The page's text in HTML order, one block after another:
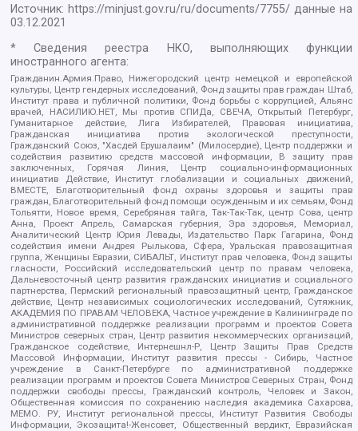
Источник: https://minjust.gov.ru/ru/documents/7755/ данные на
03.12.2021
* Сведения реестра НКО, выполняющих функции
иностранного агента:
Гражданин.Армия.Право, Нижегородский центр немецкой и европейской
культуры, Центр гендерных исследований, Фонд защиты прав граждан Штаб,
Институт права и публичной политики, Фонд борьбы с коррупцией, Альянс
врачей, НАСИЛИЮ.НЕТ, Мы против СПИДа, СВЕЧА, Открытый Петербург,
Гуманитарное действие, Лига Избирателей, Правовая инициатива,
Гражданская инициатива против экологической преступности,
Гражданский Союз, "Хасдей Ерушалаим" (Милосердие), Центр поддержки и
содействия развитию средств массовой информации, В защиту прав
заключенных, Горячая Линия, Центр социально-информационных
инициатив Действие, Институт глобализации и социальных движений,
ВМЕСТЕ, Благотворительный фонд охраны здоровья и защиты прав
граждан, Благотворительный фонд помощи осужденным и их семьям, Фонд
Тольятти, Новое время, Серебряная тайга, Так-Так-Так, центр Сова, центр
Анна, Проект Апрель, Самарская губерния, Эра здоровья, Мемориал,
Аналитический Центр Юрия Левады, Издательство Парк Гагарина, Фонд
содействия имени Андрея Рылькова, Сфера, Уральская правозащитная
группа, Женщины Евразии, СИБАЛЬТ, Институт прав человека, Фонд защиты
гласности, Российский исследовательский центр по правам человека,
Дальневосточный центр развития гражданских инициатив и социального
партнерства, Пермский региональный правозащитный центр, Гражданское
действие, Центр независимых социологических исследований, Сутяжник,
АКАДЕМИЯ ПО ПРАВАМ ЧЕЛОВЕКА, Частное учреждение в Калининграде по
административной поддержке реализации программ и проектов Совета
Министров северных стран, Центр развития некоммерческих организаций,
Гражданское содействие, Интернешнл-Р, Центр Защиты Прав Средств
Массовой Информации, Институт развития прессы - Сибирь, Частное
учреждение в Санкт-Петербурге по административной поддержке
реализации программ и проектов Совета Министров Северных Стран, Фонд
поддержки свободы прессы, Гражданский контроль, Человек и Закон,
Общественная комиссия по сохранению наследия академика Сахарова,
МЕМО. РУ, Институт региональной прессы, Институт Развития Свободы
Информации, Экозащита!-Женсовет, Общественный вердикт, Евразийская